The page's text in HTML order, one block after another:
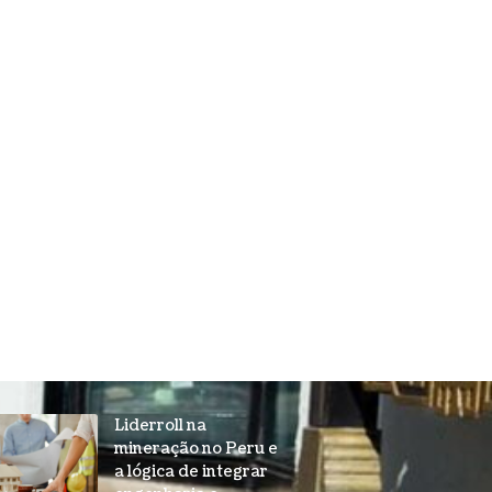
Liderroll na
mineração no Peru e
a lógica de integrar